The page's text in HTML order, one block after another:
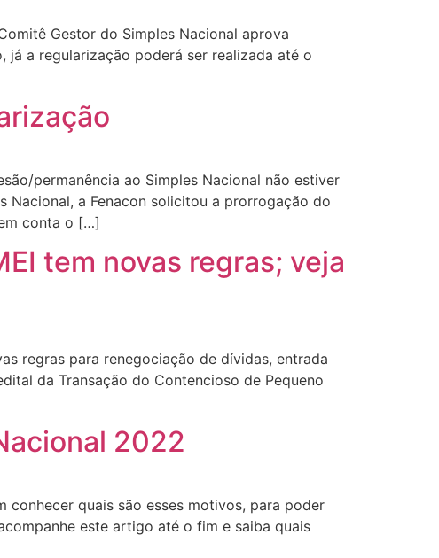
Gestor do Simples Nacional aprova
já a regularização poderá ser realizada até o
permanência ao Simples Nacional não estiver
a Fenacon solicitou a prorrogação do
conta o […]
tem novas regras; veja
regras para renegociação de dívidas, entrada
da Transação do Contencioso de Pequeno
2022
conhecer quais são esses motivos, para poder
este artigo até o fim e saiba quais